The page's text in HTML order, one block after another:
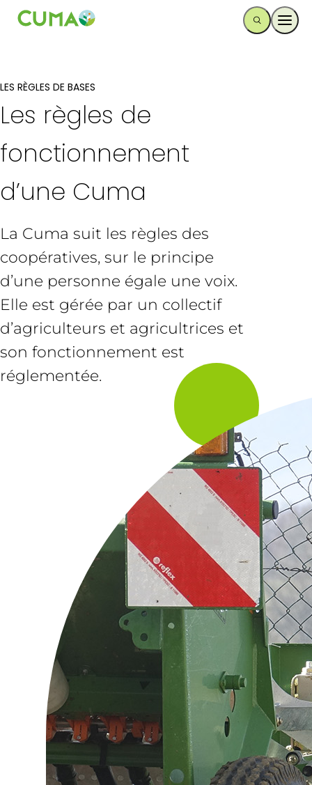
LES RÈGLES DE BASES
Les règles de
fonctionnement
d’une Cuma
La Cuma suit les règles des
coopératives, sur le principe
d’une personne égale une voix.
Elle est gérée par un collectif
d’agriculteurs et agricultrices et
son fonctionnement est
réglementée.